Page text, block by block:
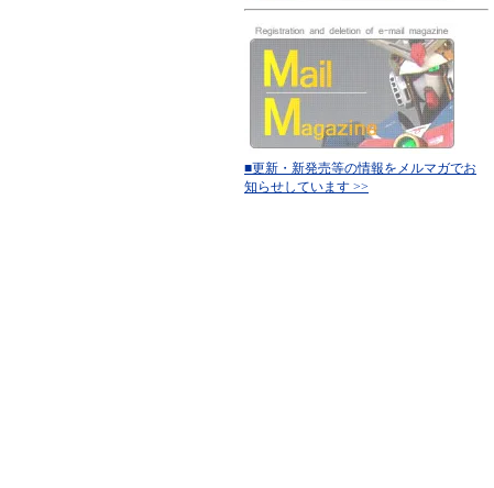
■更新・新発売等の情報をメルマガでお
知らせしています >>